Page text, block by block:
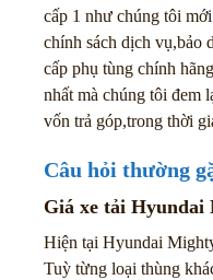
cấp 1 như chúng tôi
chính sách dịch vụ,bảo
cấp phụ tùng chính
nhất mà chúng tôi
vốn trả góp,trong thời
Câu hỏi thường
Giá xe tải Hyundai
Hiện tại Hyundai
Tuỳ từng loại thùng